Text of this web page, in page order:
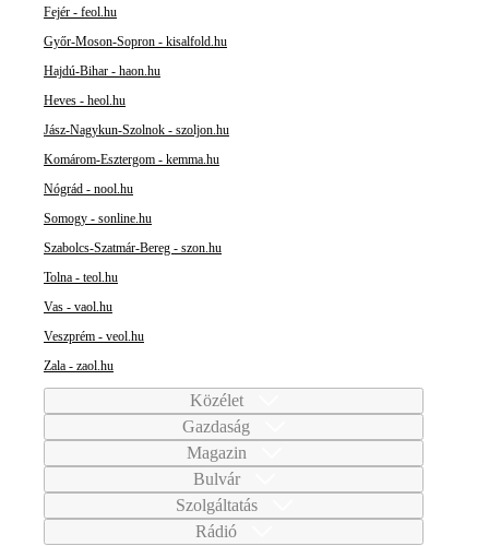
Fejér - feol.hu
Győr-Moson-Sopron - kisalfold.hu
Hajdú-Bihar - haon.hu
Heves - heol.hu
Jász-Nagykun-Szolnok - szoljon.hu
Komárom-Esztergom - kemma.hu
Nógrád - nool.hu
Somogy - sonline.hu
Szabolcs-Szatmár-Bereg - szon.hu
Tolna - teol.hu
Vas - vaol.hu
Veszprém - veol.hu
Zala - zaol.hu
Közélet
Gazdaság
Magazin
Bulvár
Szolgáltatás
Rádió